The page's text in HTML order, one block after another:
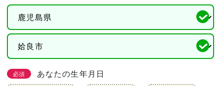
必須 あなたの生年月日